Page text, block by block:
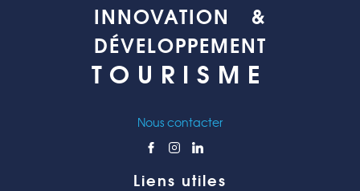
INNOVATION &
DÉVELOPPEMENT
TOURISME
Nous contacter
Liens utiles